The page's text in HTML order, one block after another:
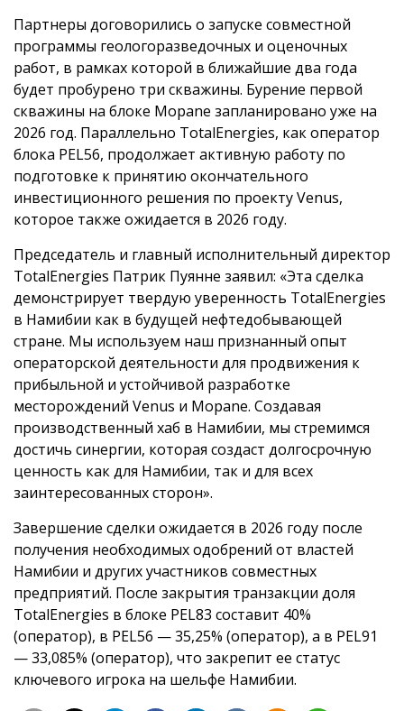
Партнеры договорились о запуске совместной
программы геологоразведочных и оценочных
работ, в рамках которой в ближайшие два года
будет пробурено три скважины. Бурение первой
скважины на блоке Mopane запланировано уже на
2026 год. Параллельно TotalEnergies, как оператор
блока PEL56, продолжает активную работу по
подготовке к принятию окончательного
инвестиционного решения по проекту Venus,
которое также ожидается в 2026 году.
Председатель и главный исполнительный директор
TotalEnergies Патрик Пуянне заявил: «Эта сделка
демонстрирует твердую уверенность TotalEnergies
в Намибии как в будущей нефтедобывающей
стране. Мы используем наш признанный опыт
операторской деятельности для продвижения к
прибыльной и устойчивой разработке
месторождений Venus и Mopane. Создавая
производственный хаб в Намибии, мы стремимся
достичь синергии, которая создаст долгосрочную
ценность как для Намибии, так и для всех
заинтересованных сторон».
Завершение сделки ожидается в 2026 году после
получения необходимых одобрений от властей
Намибии и других участников совместных
предприятий. После закрытия транзакции доля
TotalEnergies в блоке PEL83 составит 40%
(оператор), в PEL56 — 35,25% (оператор), а в PEL91
— 33,085% (оператор), что закрепит ее статус
ключевого игрока на шельфе Намибии.